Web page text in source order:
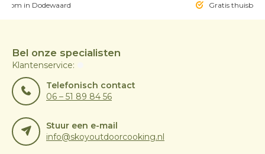
in Dodewaard Gratis
Bel onze specialisten
Klantenservice:
Telefonisch contact
06 – 51 89 84 56
Stuur een e-mail
info@skoyoutdoorcooking.nl